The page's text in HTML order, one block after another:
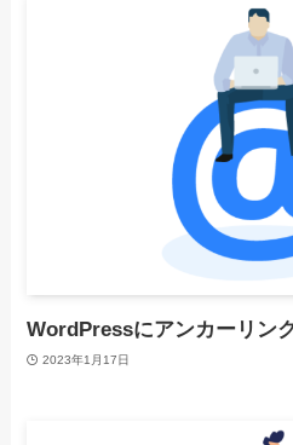
WordPressにアンカーリン
2023年1月17日